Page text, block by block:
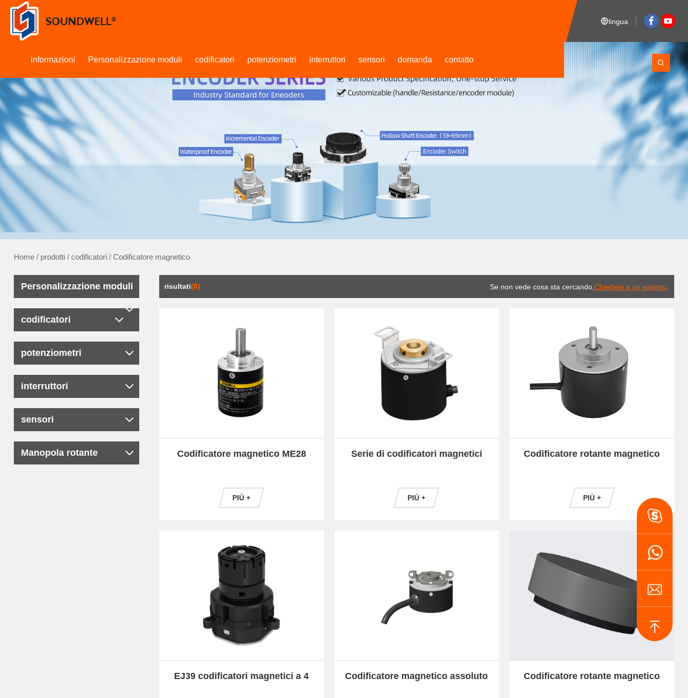
informazioni Personalizzazione moduli codificatori potenziometri interruttori sensori domanda contatto
lingua
Home/ prodotti/ codificatori/ Codificatore magnetico
Personalizzazione moduli
codificatori
potenziometri
interruttori
sensori
Manopola rotante
risultati(8) Se non vede cosa sta cercando,Chiedere a un esperto
Codificatore magnetico ME28
PIÙ +
Serie di codificatori magnetici
PIÙ +
Codificatore rotante magnetico
PIÙ +
EJ39 codificatori magnetici a 4
Codificatore magnetico assoluto
Codificatore rotante magnetico